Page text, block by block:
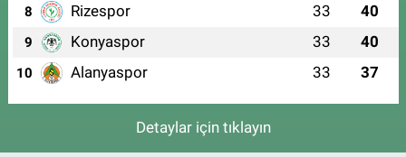
8 Rizespor 33 40
9 Konyaspor 33 40
10 Alanyaspor 33 37
Detaylar için tıklayın